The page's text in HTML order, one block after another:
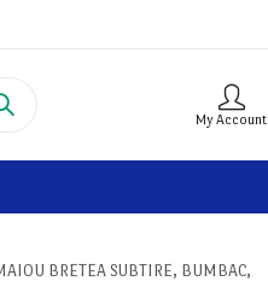
My Account
BRETEA SUBTIRE, BUMBAC,